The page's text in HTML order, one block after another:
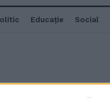
Educație Social